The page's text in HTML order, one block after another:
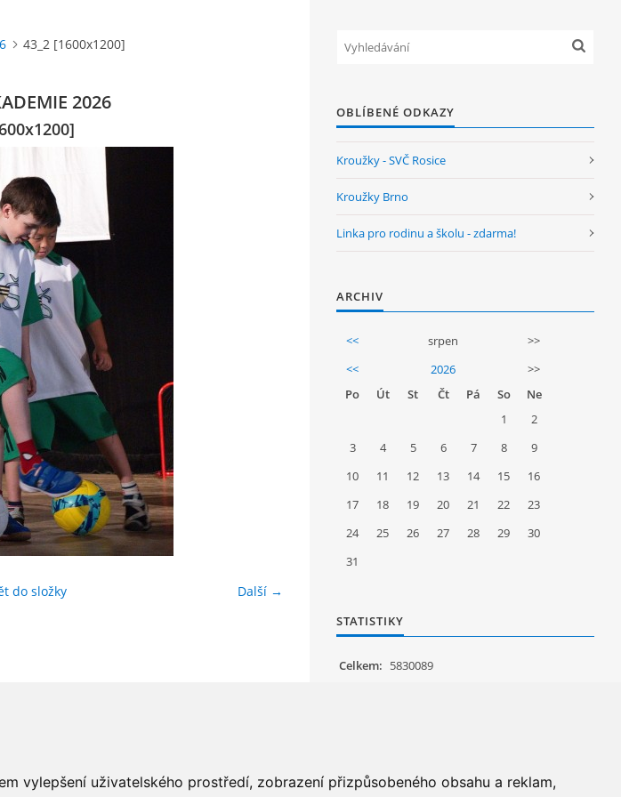
vylepšení uživatelského prostředí, zobrazení přizpůsobeného obsahu a reklam,
43_2 [1600x1200]
2026
Další →
do složky
OBLÍBENÉ ODKAZY
Kroužky - SVČ Rosice
Kroužky Brno
Linka pro rodinu a školu - zdarma!
ARCHIV
<< srpen
>>
<<
2026
>>
Po
Út St Čt Pá So
Ne
1
2
3
4 5 6 7 8
9
10
11 12 13 14 15
16
17
18 19 20 21 22
23
24
25 26 27 28 29
30
31
STATISTIKY
Celkem: 5830089